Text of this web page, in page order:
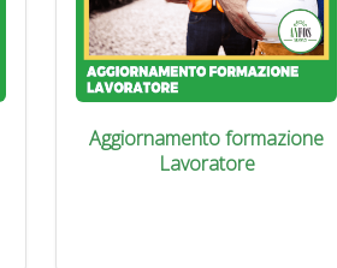
Aggiornamento formazione
Lavoratore